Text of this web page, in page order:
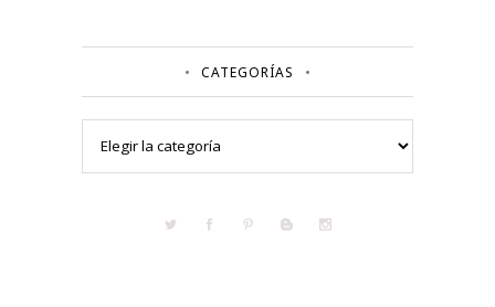
CATEGORÍAS